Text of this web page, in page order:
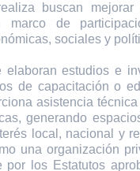
buscan
marco de
sociales y
elaboran estudios e
de capacitación o
asistencia
generando
local, nacional y
una organización
por los Estatutos